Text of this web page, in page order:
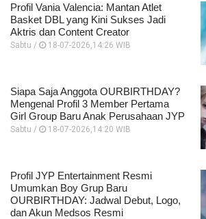
Profil Vania Valencia: Mantan Atlet
Basket DBL yang Kini Sukses Jadi
Aktris dan Content Creator
Sabtu / 18-07-2026,14:26 WIB
Siapa Saja Anggota OURBIRTHDAY?
Mengenal Profil 3 Member Pertama
Girl Group Baru Anak Perusahaan JYP
Sabtu / 18-07-2026,14:20 WIB
Profil JYP Entertainment Resmi
Umumkan Boy Grup Baru
OURBIRTHDAY: Jadwal Debut, Logo,
dan Akun Medsos Resmi